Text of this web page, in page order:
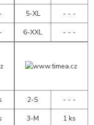
5-XL
- - -
6-XXL
- - -
2-S
- - -
3-M
1 ks